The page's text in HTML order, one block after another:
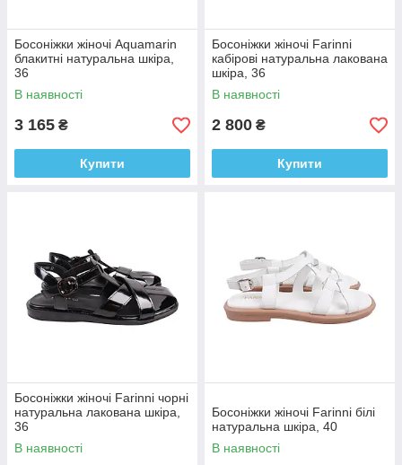
Босоніжки жіночі Aquamarin
блакитні натуральна шкіра,
36
В наявності
3 165 ₴
Купити
Босоніжки жіночі Farinni
кабірові натуральна лакована
шкіра, 36
В наявності
2 800 ₴
Купити
Босоніжки жіночі Farinni чорні
натуральна лакована шкіра,
36
В наявності
Босоніжки жіночі Farinni білі
натуральна шкіра, 40
В наявності